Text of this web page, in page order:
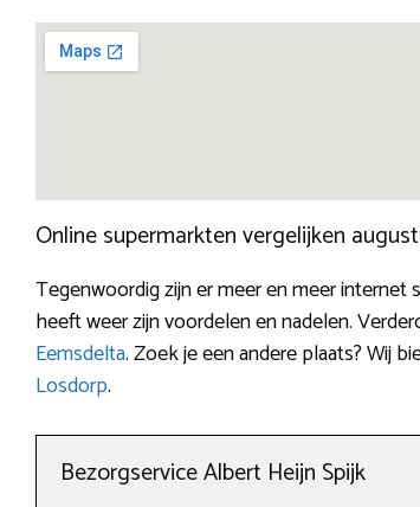
Online supermarkten vergelijken
Tegenwoordig zijn er meer en meer
heeft weer zijn voordelen en nadelen.
Eemsdelta. Zoek je een andere plaats? Wij
Losdorp.
Bezorgservice Albert Heijn Spijk